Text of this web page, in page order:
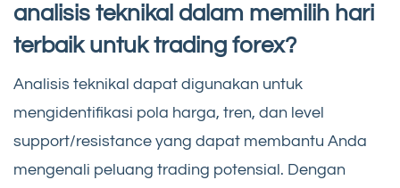
analisis teknikal dalam memilih hari
terbaik untuk trading forex?
Analisis teknikal dapat digunakan untuk
mengidentifikasi pola harga, tren, dan level
support/resistance yang dapat membantu Anda
mengenali peluang trading potensial. Dengan